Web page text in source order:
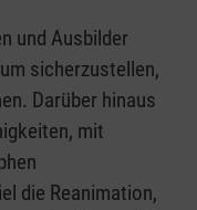
und Ausbilder
sicherzustellen,
Darüber hinaus
mit
die Reanimation,